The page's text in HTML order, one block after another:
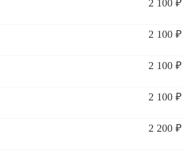
2 100 ₽
2 100 ₽
2 100 ₽
2 100 ₽
2 200 ₽